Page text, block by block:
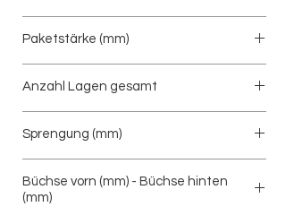
Paketstärke (mm)
Anzahl Lagen gesamt
Sprengung (mm)
Büchse vorn (mm) - Büchse hinten
(mm)